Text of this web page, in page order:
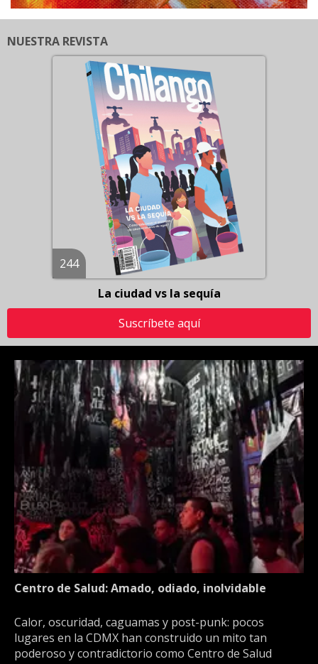
NUESTRA REVISTA
244
La ciudad vs la sequía
Suscríbete aquí
Centro de Salud: Amado, odiado, inolvidable
Calor, oscuridad, caguamas y post-punk: pocos
lugares en la CDMX han construido un mito tan
poderoso y contradictorio como Centro de Salud